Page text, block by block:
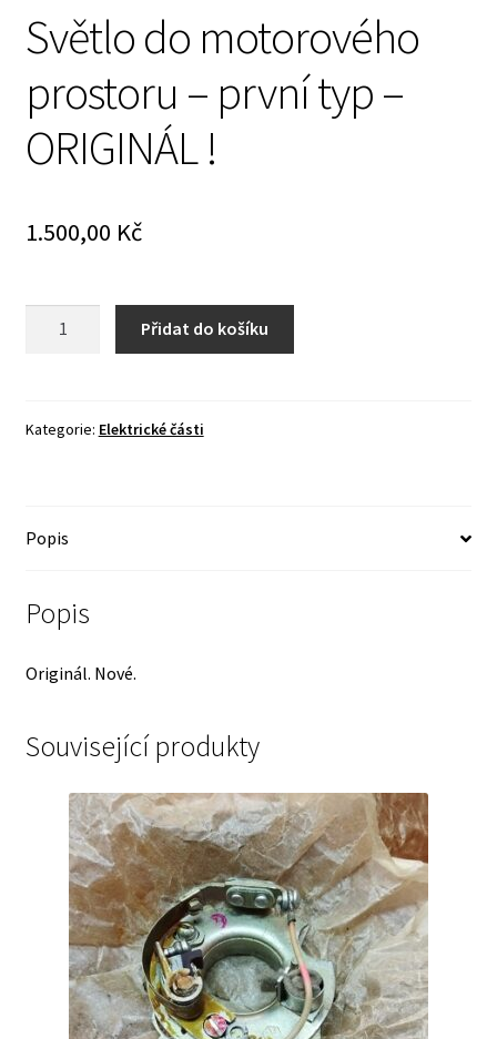
Světlo do motorového
prostoru – první typ –
ORIGINÁL !
1.500,00 Kč
-
ORIGINÁL
Přidat do košíku
Kategorie: Elektrické části
Popis
Popis
Originál. Nové.
Související produkty